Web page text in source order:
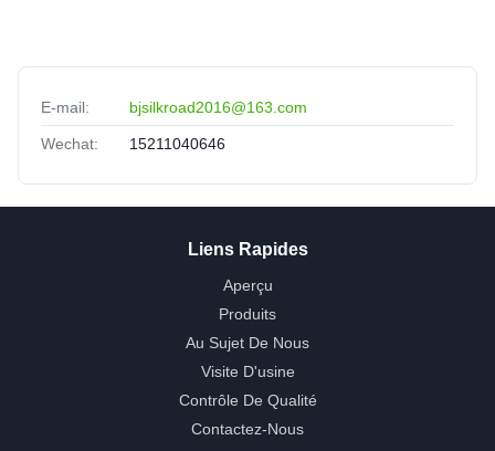
E-mail: bjsilkroad2016@163.com
Wechat: 15211040646
Liens Rapides
Aperçu
Produits
Au Sujet De Nous
Visite D'usine
Contrôle De Qualité
Contactez-Nous